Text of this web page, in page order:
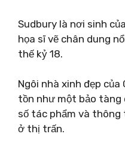
Sudbury là nơi sinh
họa sĩ vẽ chân dung
thế kỷ 18.
Ngôi nhà xinh đẹp
tồn như một bảo tàng
số tác phẩm và thông
ở thị trấn.